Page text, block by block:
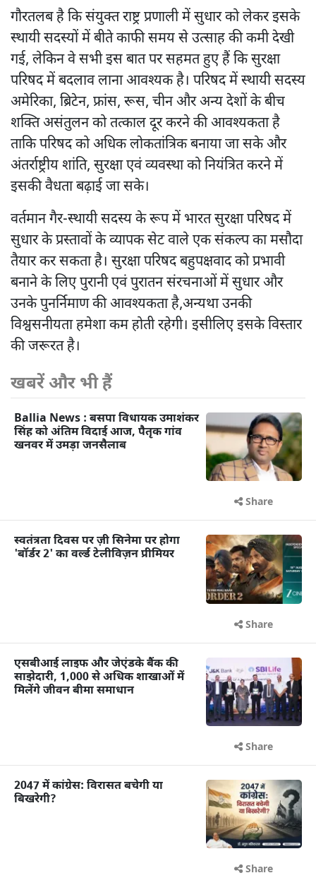
गौरतलब है कि संयुक्त राष्ट्र प्रणाली में सुधार को लेकर इसके
स्थायी सदस्यों में बीते काफी समय से उत्साह की कमी देखी
गई, लेकिन वे सभी इस बात पर सहमत हुए हैं कि सुरक्षा
परिषद में बदलाव लाना आवश्यक है। परिषद में स्थायी सदस्य
अमेरिका, ब्रिटेन, फ्रांस, रूस, चीन और अन्य देशों के बीच
शक्ति असंतुलन को तत्काल दूर करने की आवश्यकता है
ताकि परिषद को अधिक लोकतांत्रिक बनाया जा सके और
अंतर्राष्ट्रीय शांति, सुरक्षा एवं व्यवस्था को नियंत्रित करने में
इसकी वैधता बढ़ाई जा सके।
वर्तमान गैर-स्थायी सदस्य के रूप में भारत सुरक्षा परिषद में
सुधार के प्रस्तावों के व्यापक सेट वाले एक संकल्प का मसौदा
तैयार कर सकता है। सुरक्षा परिषद बहुपक्षवाद को प्रभावी
बनाने के लिए पुरानी एवं पुरातन संरचनाओं में सुधार और
उनके पुनर्निमाण की आवश्यकता है,अन्यथा उनकी
विश्वसनीयता हमेशा कम होती रहेगी। इसीलिए इसके विस्तार
की जरूरत है।
खबरें और भी हैं
Ballia News : बसपा विधायक उमाशंकर
सिंह को अंतिम विदाई आज, पैतृक गांव
खनवर में उमड़ा जनसैलाब
Share
स्वतंत्रता दिवस पर ज़ी सिनेमा पर होगा
'बॉर्डर 2' का वर्ल्ड टेलीविज़न प्रीमियर
Share
एसबीआई लाइफ और जेएंडके बैंक की
साझेदारी, 1,000 से अधिक शाखाओं में
मिलेंगे जीवन बीमा समाधान
Share
2047 में कांग्रेस: विरासत बचेगी या
बिखरेगी?
Share